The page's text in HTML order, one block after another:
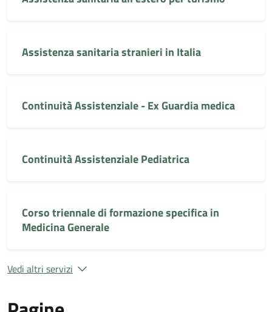
Assistenza sanitaria stranieri in Italia
Continuità Assistenziale - Ex Guardia medica
Continuità Assistenziale Pediatrica
Corso triennale di formazione specifica in
Medicina Generale
Vedi altri servizi